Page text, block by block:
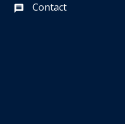
Contact